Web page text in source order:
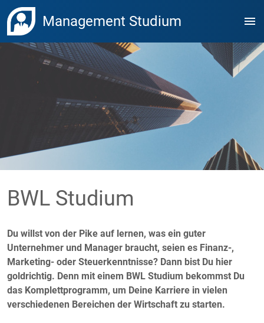
Management Studium menu
BWL Studium
Du willst von der Pike auf lernen, was ein guter
Unternehmer und Manager braucht, seien es Finanz-,
Marketing- oder Steuerkenntnisse? Dann bist Du hier
goldrichtig. Denn mit einem BWL Studium bekommst Du
das Komplettprogramm, um Deine Karriere in vielen
verschiedenen Bereichen der Wirtschaft zu starten.